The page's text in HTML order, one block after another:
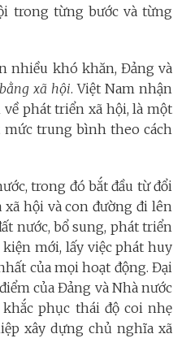
trong từng bước và từng
nhiều khó khăn, Đảng và
xã hội. Việt Nam nhận
về phát triển xã hội, là một
trung bình theo cách
trong đó bắt đầu từ đổi
hội và con đường đi lên
nước, bổ sung, phát triển
mới, lấy việc phát huy
của mọi hoạt động. Đại
của Đảng và Nhà nước
phục thái độ coi nhẹ
xây dựng chủ nghĩa xã